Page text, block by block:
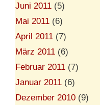
Juni 2011 (5)
Mai 2011 (6)
April 2011 (7)
März 2011 (6)
Februar 2011 (7)
Januar 2011 (6)
Dezember 2010 (9)